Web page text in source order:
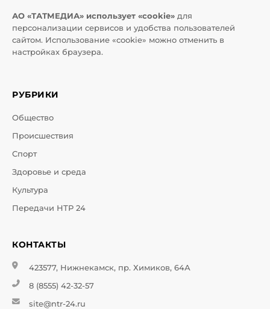
АО «ТАТМЕДИА» использует «cookie» для
персонализации сервисов и удобства пользователей
сайтом. Использование «cookie» можно отменить в
настройках браузера.
РУБРИКИ
Общество
Происшествия
Спорт
Здоровье и среда
Культура
Передачи НТР 24
КОНТАКТЫ
423577, Нижнекамск, пр. Химиков, 64А
8 (8555) 42-32-57
site@ntr-24.ru